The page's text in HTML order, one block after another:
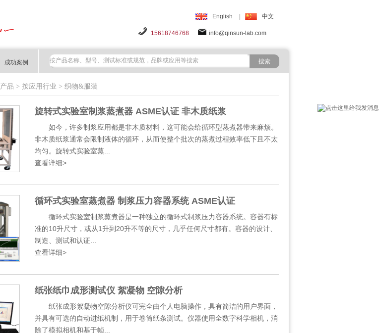
English 中文
15618746768 info@qinsun-lab.com
成功案例
产品 > 按应用行业 > 织物&服装
旋转式实验室制浆蒸煮器 ASME认证 非木质纸浆
如今，许多制浆应用都是非木质材料，这可能会给循环型蒸煮器带来麻烦。
非木质纸浆通常会限制液体的循环，从而使整个批次的蒸煮过程效率低下且不太
均匀。旋转式实验室蒸...
查看详细>
循环式实验室蒸煮器 制浆压力容器系统 ASME认证
循环式实验室制浆蒸煮器是一种独立的循环式制浆压力容器系统。容器有标
准的10升尺寸，或从1升到20升不等的尺寸，几乎任何尺寸都有。容器的设计、
制造、测试和认证...
查看详细>
纸张纸巾成形测试仪 絮凝物 空隙分析
纸张成形絮凝物空隙分析仪可完全由个人电脑操作，具有简洁的用户界面，
并具有可选的自动进纸机制，用于卷筒纸条测试。仪器使用全数字科学相机，消
除了模拟相机和基于帧...